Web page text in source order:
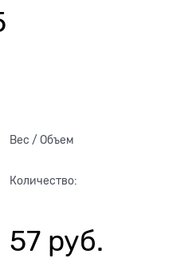
Вес / Объем
Количество:
57 руб.